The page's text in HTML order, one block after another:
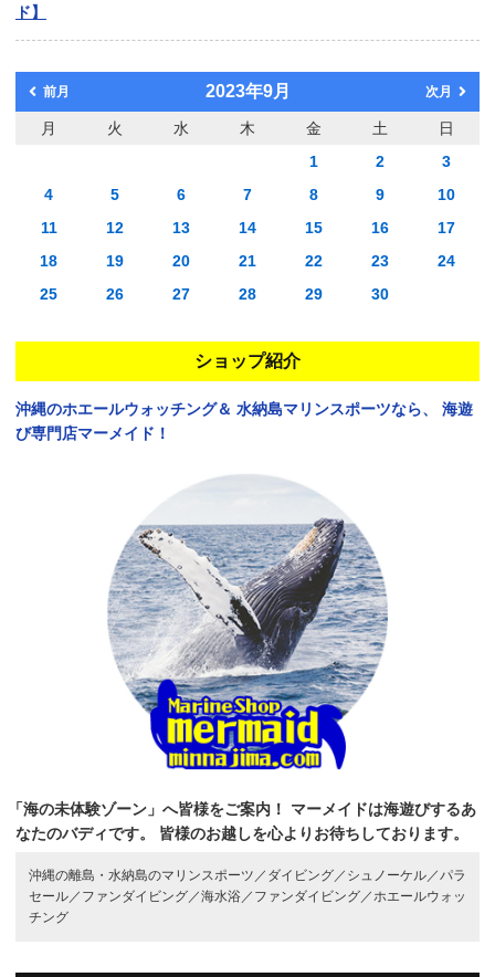
ド】
前月 2023年9月 次月
月 火 水 木 金 土
日
1
2
3
4
5 6 7 8 9
10
11
12 13 14 15 16
17
18
19 20 21 22 23
24
25
26 27 28 29 30
ショップ紹介
沖縄のホエールウォッチング＆ 水納島マリンスポーツなら、
海遊
び専門店マーメイド！
「海の未体験ゾーン」へ皆様をご案内！
マーメイドは海遊びするあ
なたのバディです。
皆様のお越しを心よりお待ちしております。
沖縄の離島・水納島のマリンスポーツ／ ダイビング／ シュノーケル／パラ
セール／ ファンダイビング／海水浴／ ファンダイビング／ホエールウォッ
チング